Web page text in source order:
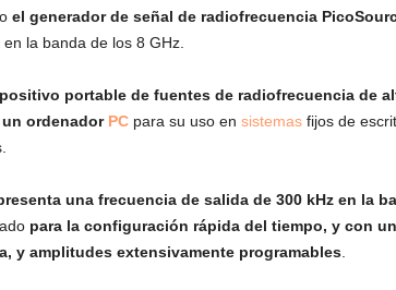
el generador de señal de radiofrecuencia
la banda de los 8 GHz.
portable de fuentes de radiofrecuencia de
un ordenador PCpara su uso en sistemasfijos de
una frecuencia de salida de 300 kHz en la
para la configuración rápida del tiempo, y con
y amplitudes extensivamente programables.